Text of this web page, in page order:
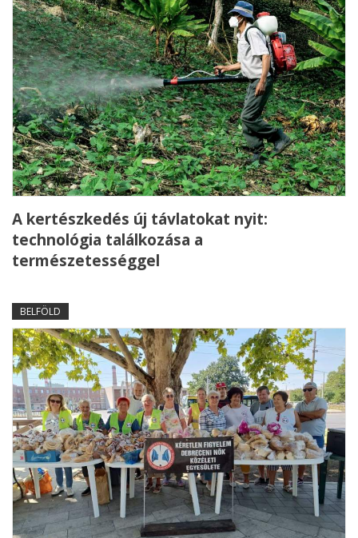
A kertészkedés új távlatokat nyit:
technológia találkozása a
természetességgel
BELFÖLD